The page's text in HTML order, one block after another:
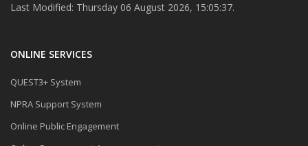
Last Modified: Thursday 06 August 2026, 15:05:37.
ONLINE SERVICES
QUEST3+ System
NPRA Support System
Online Public Engagement